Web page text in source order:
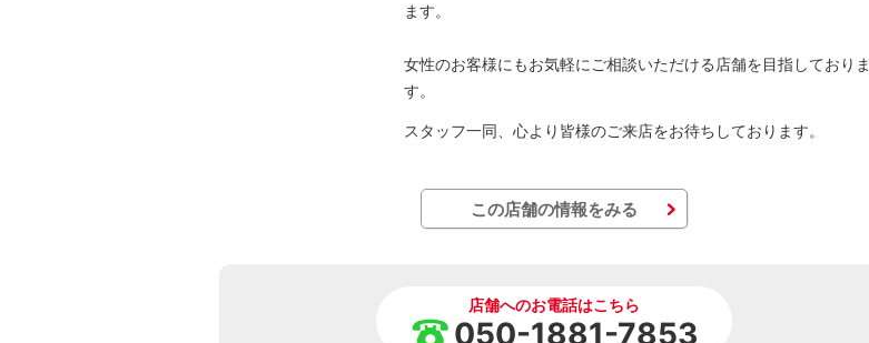
ます。
女性のお客様にもお気軽にご相談いただける店舗を目指しておりま
す。
スタッフ一同、心より皆様のご来店をお待ちしております。
この店舗の情報をみる
店舗へのお電話はこちら
050-1881-7853